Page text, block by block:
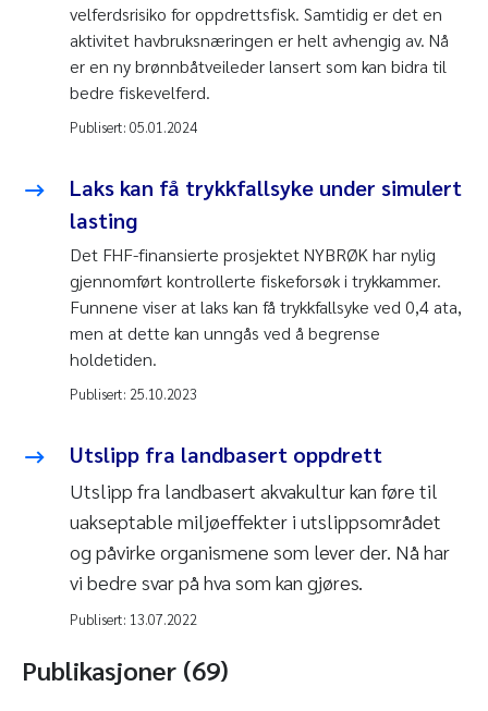
velferdsrisiko for oppdrettsfisk. Samtidig er det en
aktivitet havbruksnæringen er helt avhengig av. Nå
er en ny brønnbåtveileder lansert som kan bidra til
bedre fiskevelferd.
Publisert: 05.01.2024
Laks kan få trykkfallsyke under simulert
lasting
Det FHF-finansierte prosjektet NYBRØK har nylig
gjennomført kontrollerte fiskeforsøk i trykkammer.
Funnene viser at laks kan få trykkfallsyke ved 0,4 ata,
men at dette kan unngås ved å begrense
holdetiden.
Publisert: 25.10.2023
Utslipp fra landbasert oppdrett
Utslipp fra landbasert akvakultur kan føre til
uakseptable miljøeffekter i utslippsområdet
og påvirke organismene som lever der. Nå har
vi bedre svar på hva som kan gjøres.
Publisert: 13.07.2022
Publikasjoner (69)